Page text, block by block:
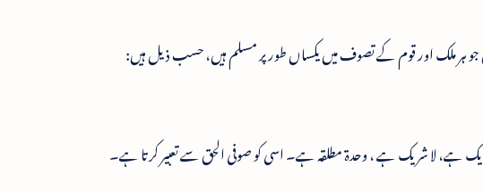
ہر ملک اور قوم کے تصوف میں یکساں طور پر مسلم ہیں، حسب ذیل ہیں: